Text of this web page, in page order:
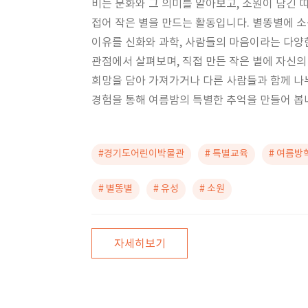
비는 문화와 그 의미를 알아보고, 소원이 담긴
접어 작은 별을 만드는 활동입니다. 별똥별에
이유를 신화와 과학, 사람들의 마음이라는 다양
관점에서 살펴보며, 직접 만든 작은 별에 자신
희망을 담아 가져가거나 다른 사람들과 함께 나
경험을 통해 여름밤의 특별한 추억을 만들어 봅
#경기도어린이박물관 # 특별교육 # 여름방
# 별똥별 # 유성 # 소원
자세히보기